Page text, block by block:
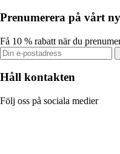
Prenumerera på vårt
Få 10 % rabatt när du
Håll kontakten
Följ oss på sociala medier